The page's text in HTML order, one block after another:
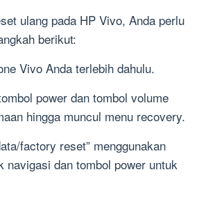
ulang pada HP Vivo, Anda perlu
berikut:
Vivo Anda terlebih dahulu.
power dan tombol volume
hingga muncul menu recovery.
factory reset” menggunakan
navigasi dan tombol power untuk